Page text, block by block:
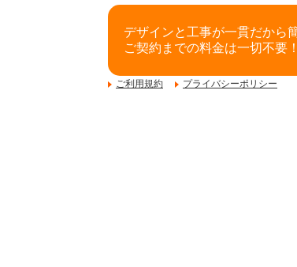
デザインと工事が一貫だから
ご契約までの料金は一切不要！
ご利用規約 プライバシーポリシー